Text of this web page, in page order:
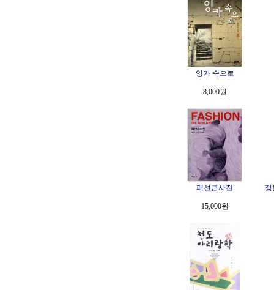
잉카 속으로
8,000원
패션큰사전
15,000원
정